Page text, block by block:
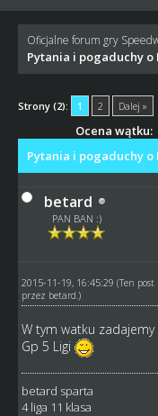
Oficjalne forum gry
Pytania i pogaduchy o
Strony (2): 1 2 Dalej »
Ocena wątku:
Pytania i pogaduchy o
betard
PAN BAN :)
2015-11-19, 16:45:29 (Ten post
przez betard .)
W tym watku
Gp 5 Ligi
betard sparta
4 liga 11 klasa